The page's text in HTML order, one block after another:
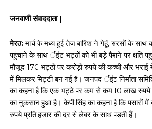
जनवाणी संवाददाता |
मेरठ:मार्च के मध्य हुई तेज बारिश ने गेहूं, सरसों के
पहुंचाने के साथ र्इंट भट्ठों को भी बड़े पैमाने पर क्षति
मौजूद 170 भट्ठों पर करोड़ों रुपये की कच्ची और भराई
में मिलकर मिट्टी बन गई हैं। जनपद र्इंट निर्माता
का कहना है कि एक भट्ठे पर कम से कम 10 लाख रुपये
का नुकसान हुआ है। केपी सिंह का कहना है कि पसारों
रुपये प्रति हजार की दर से लेबर के साथ पड़ती हैं।